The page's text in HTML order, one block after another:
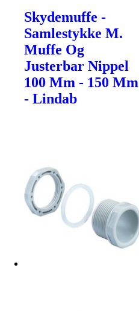
Skydemuffe -
Samlestykke M.
Muffe Og
Justerbar Nippel
100 Mm - 150 Mm
- Lindab